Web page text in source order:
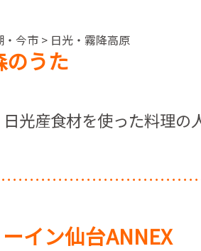
今市 > 日光・霧降高原
のうた
光産食材を使った料理の
イン仙台ANNEX